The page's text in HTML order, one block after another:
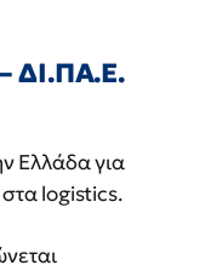
ΔΙ.ΠΑ.Ε.
Ελλάδα για
logistics.